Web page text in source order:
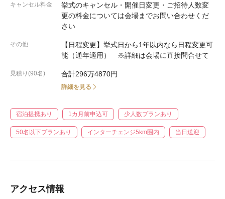
キャンセル料金
挙式のキャンセル・開催日変更・ご招待人数変
更の料金については会場までお問い合わせくだ
さい
その他
【日程変更】挙式日から1年以内なら日程変更可
能（通年適用） ※詳細は会場に直接問合せて
見積り(90名) 合計296万4870円
詳細を見る
宿泊提携あり 1カ月前申込可 少人数プランあり
50名以下プランあり インターチェンジ5km圏内 当日送迎
アクセス情報